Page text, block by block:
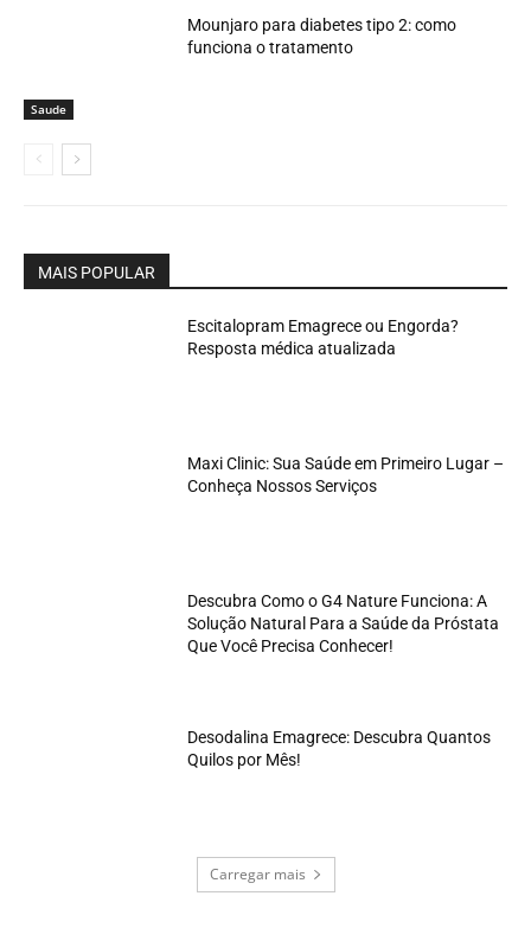
Saude
Mounjaro para diabetes tipo 2: como
funciona o tratamento
MAIS POPULAR
Escitalopram Emagrece ou Engorda?
Resposta médica atualizada
Maxi Clinic: Sua Saúde em Primeiro Lugar –
Conheça Nossos Serviços
Descubra Como o G4 Nature Funciona: A
Solução Natural Para a Saúde da Próstata
Que Você Precisa Conhecer!
Desodalina Emagrece: Descubra Quantos
Quilos por Mês!
Carregar mais